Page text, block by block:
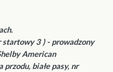
startowy 3 ) - prowadzony
American
białe pasy, nr